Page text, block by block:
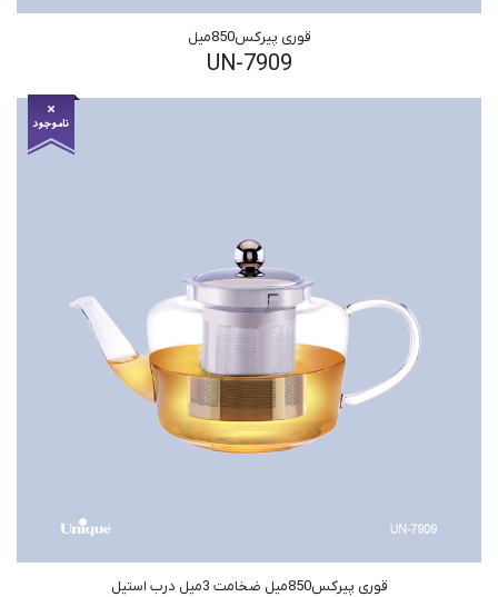
قوری پیرکس850میل
UN-7909
قوری پیرکس850میل ضخامت 3میل درب استیل